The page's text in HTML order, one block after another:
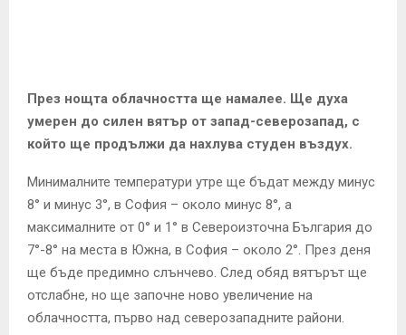
UПрез нощта облачността ще намалее. Ще духа
умерен до силен вятър от запад-северозапад, с
който ще продължи да нахлува студен въздух.
Минималните температури утре ще бъдат между минус
8° и минус 3°, в София – около минус 8°, а
максималните от 0° и 1° в Североизточна България до
7°-8° на места в Южна, в София – около 2°. През деня
ще бъде предимно слънчево. След обяд вятърът ще
отслабне, но ще започне ново увеличение на
облачността, първо над северозападните райони.